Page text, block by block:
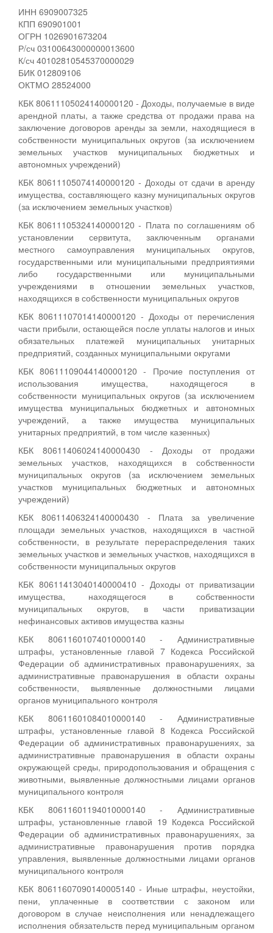
ИНН 6909007325
КПП 690901001
ОГРН 1026901673204
Р/сч 03100643000000013600
К/сч 40102810545370000029
БИК 012809106
ОКТМО 28524000
КБК 80611105024140000120 - Доходы, получаемые в виде
арендной платы, а также средства от продажи права на
заключение договоров аренды за земли, находящиеся в
собственности муниципальных округов (за исключением
земельных участков муниципальных бюджетных и
автономных учреждений)
КБК 80611105074140000120 - Доходы от сдачи в аренду
имущества, составляющего казну муниципальных округов
(за исключением земельных участков)
КБК 80611105324140000120 - Плата по соглашениям об
установлении сервитута, заключенным органами
местного самоуправления муниципальных округов,
государственными или муниципальными предприятиями
либо государственными или муниципальными
учреждениями в отношении земельных участков,
находящихся в собственности муниципальных округов
КБК 80611107014140000120 - Доходы от перечисления
части прибыли, остающейся после уплаты налогов и иных
обязательных платежей муниципальных унитарных
предприятий, созданных муниципальными округами
КБК 80611109044140000120 - Прочие поступления от
использования имущества, находящегося в
собственности муниципальных округов (за исключением
имущества муниципальных бюджетных и автономных
учреждений, а также имущества муниципальных
унитарных предприятий, в том числе казенных)
КБК 80611406024140000430 - Доходы от продажи
земельных участков, находящихся в собственности
муниципальных округов (за исключением земельных
участков муниципальных бюджетных и автономных
учреждений)
КБК 80611406324140000430 - Плата за увеличение
площади земельных участков, находящихся в частной
собственности, в результате перераспределения таких
земельных участков и земельных участков, находящихся в
собственности муниципальных округов
КБК 80611413040140000410 - Доходы от приватизации
имущества, находящегося в собственности
муниципальных округов, в части приватизации
нефинансовых активов имущества казны
КБК 80611601074010000140 - Административные
штрафы, установленные главой 7 Кодекса Российской
Федерации об административных правонарушениях, за
административные правонарушения в области охраны
собственности, выявленные должностными лицами
органов муниципального контроля
КБК 80611601084010000140 - Административные
штрафы, установленные главой 8 Кодекса Российской
Федерации об административных правонарушениях, за
административные правонарушения в области охраны
окружающей среды, природопользования и обращения с
животными, выявленные должностными лицами органов
муниципального контроля
КБК 80611601194010000140 - Административные
штрафы, установленные главой 19 Кодекса Российской
Федерации об административных правонарушениях, за
административные правонарушения против порядка
управления, выявленные должностными лицами органов
муниципального контроля
КБК 80611607090140005140 - Иные штрафы, неустойки,
пени, уплаченные в соответствии с законом или
договором в случае неисполнения или ненадлежащего
исполнения обязательств перед муниципальным органом